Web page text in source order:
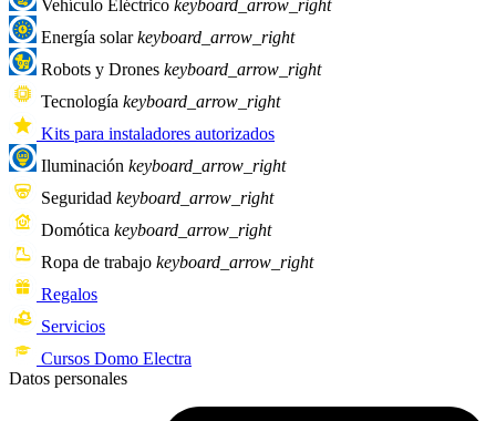
Vehículo Eléctrico keyboard_arrow_right
Energía solarkeyboard_arrow_right
Robots y Drones keyboard_arrow_right
Tecnología keyboard_arrow_right
Kits para instaladores autorizados
Iluminación keyboard_arrow_right
Seguridad keyboard_arrow_right
Domótica keyboard_arrow_right
Ropa de trabajo keyboard_arrow_right
Regalos
Servicios
Cursos Domo Electra
Datos personales